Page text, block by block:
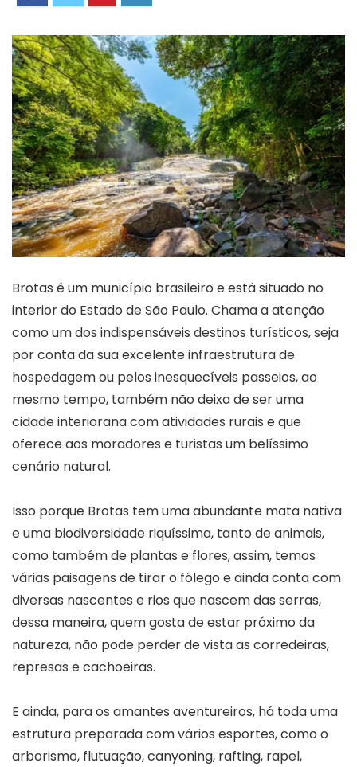
Brotas é um município brasileiro e está situado no
interior do Estado de São Paulo. Chama a atenção
como um dos indispensáveis destinos turísticos, seja
por conta da sua excelente infraestrutura de
hospedagem ou pelos inesquecíveis passeios, ao
mesmo tempo, também não deixa de ser uma
cidade interiorana com atividades rurais e que
oferece aos moradores e turistas um belíssimo
cenário natural.
Isso porque Brotas tem uma abundante mata nativa
e uma biodiversidade riquíssima, tanto de animais,
como também de plantas e flores, assim, temos
várias paisagens de tirar o fôlego e ainda conta com
diversas nascentes e rios que nascem das serras,
dessa maneira, quem gosta de estar próximo da
natureza, não pode perder de vista as corredeiras,
represas e cachoeiras.
E ainda, para os amantes aventureiros, há toda uma
estrutura preparada com vários esportes, como o
arborismo, flutuação, canyoning, rafting, rapel,